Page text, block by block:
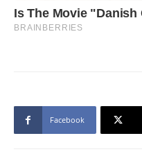
Facebook